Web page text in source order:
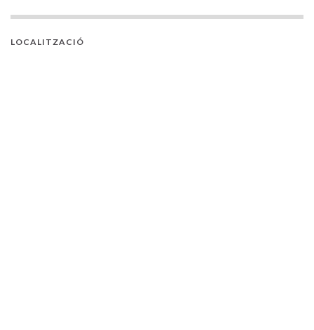
LOCALITZACIÓ